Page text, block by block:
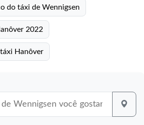
do táxi de Wennigsen
2022
Hanôver